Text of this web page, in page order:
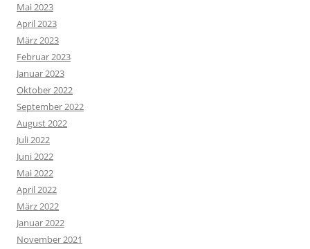
Mai 2023
April 2023
März 2023
Februar 2023
Januar 2023
Oktober 2022
September 2022
August 2022
Juli 2022
Juni 2022
Mai 2022
April 2022
März 2022
Januar 2022
November 2021